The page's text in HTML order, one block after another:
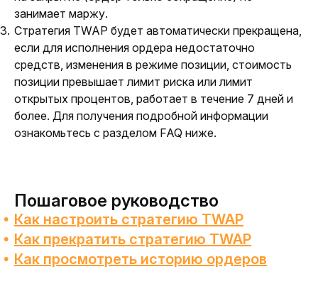
занимает маржу.
Стратегия TWAP будет автоматически прекращена,
если для исполнения ордера недостаточно
средств, изменения в режиме позиции, стоимость
позиции превышает лимит риска или лимит
открытых процентов, работает в течение 7 дней и
более. Для получения подробной информации
ознакомьтесь с разделом FAQ ниже.
Пошаговое руководство
Как настроить стратегию TWAP
Как прекратить стратегию TWAP
Как просмотреть историю ордеров